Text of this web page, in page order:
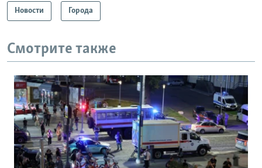
Новости Города
Смотрите также